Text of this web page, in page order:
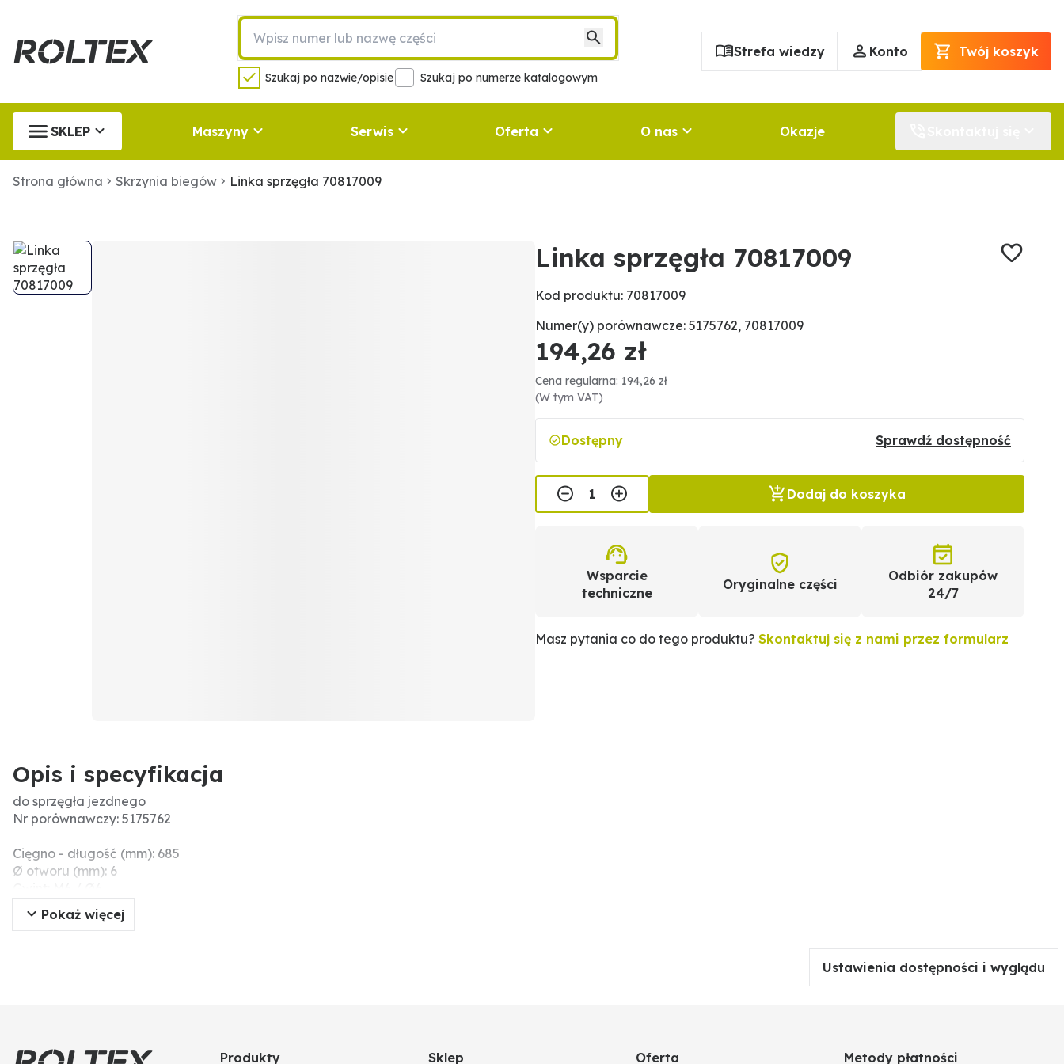
Szukaj po nazwie/opisie Szukaj po numerze katalogowym
Strefa wiedzy Konto Twój koszyk
SKLEP Maszyny Serwis Oferta O nas Okazje
Strona główna Skrzynia biegów Linka sprzęgła 70817009
Linka sprzęgła 70817009
Kod produktu: 70817009
Numer(y) porównawcze: 5175762, 70817009
194,26 zł
Cena regularna: 194,26 zł
(W tym VAT)
Dostępny Sprawdź dostępność
Dodaj do koszyka
Wsparcie
techniczne
Oryginalne części
Odbiór zakupów
24/7
Masz pytania co do tego produktu? Skontaktuj się z nami przez formularz
Opis i specyfikacja
do sprzęgła jezdnego
Nr porównawczy: 5175762
Cięgno - długość (mm): 685
Ø otworu (mm): 6
Długość tulei (mm): 360
Pokaż więcej
Ustawienia dostępności i wyglądu
Produkty Sklep Oferta Metody płatności